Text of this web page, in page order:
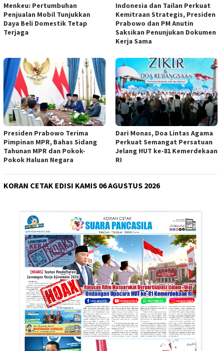
Menkeu: Pertumbuhan
Penjualan Mobil Tunjukkan
Daya Beli Domestik Tetap
Terjaga
Indonesia dan Tailan Perkuat
Kemitraan Strategis, Presiden
Prabowo dan PM Anutin
Saksikan Penunjukan Dokumen
Kerja Sama
Presiden Prabowo Terima
Pimpinan MPR, Bahas Sidang
Tahunan MPR dan Pokok-
Pokok Haluan Negara
Dari Monas, Doa Lintas Agama
Perkuat Semangat Persatuan
Jelang HUT ke-81 Kemerdekaan
RI
KORAN CETAK EDISI KAMIS 06 AGUSTUS 2026